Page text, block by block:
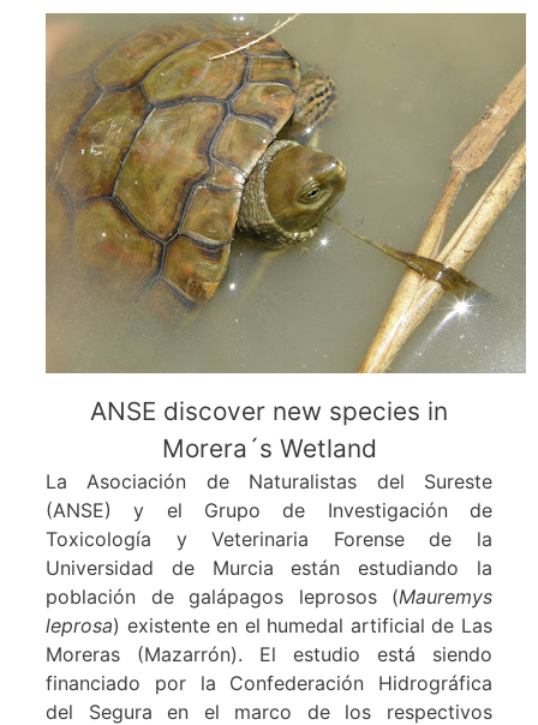
ANSE discover new species in
Morera´s Wetland
La Asociación de Naturalistas del Sureste
(ANSE) y el Grupo de Investigación de
Toxicología y Veterinaria Forense de la
Universidad de Murcia están estudiando la
población de galápagos leprosos (Mauremys
leprosa) existente en el humedal artificial de Las
Moreras (Mazarrón). El estudio está siendo
financiado por la Confederación Hidrográfica
del Segura en el marco de los respectivos